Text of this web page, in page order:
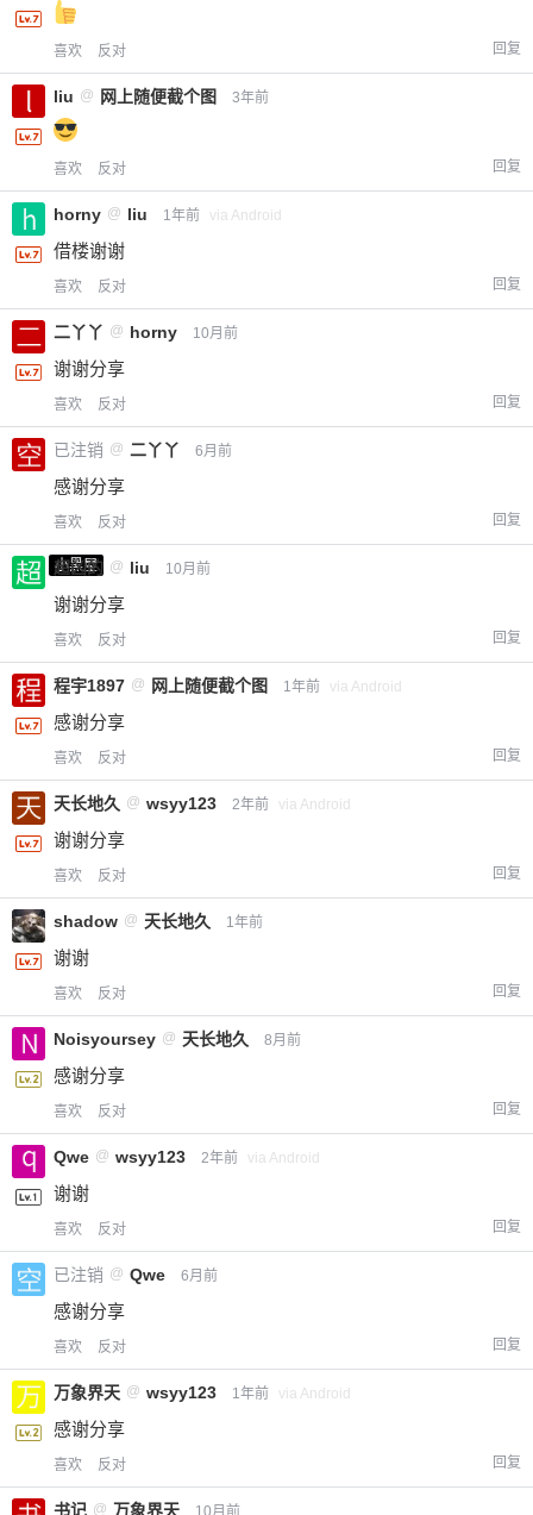
喜欢 反对 回复
liu @ 网上随便截个图 3年前
喜欢 反对 回复
horny @ liu 1年前 via Android
借楼谢谢
喜欢 反对 回复
二丫丫 @ horny 10月前
谢谢分享
喜欢 反对 回复
已注销 @ 二丫丫 6月前
感谢分享
喜欢 反对 回复
小黑屋
超凶的 @ liu 10月前
谢谢分享
喜欢 反对 回复
程宇1897 @ 网上随便截个图 1年前 via Android
感谢分享
喜欢 反对 回复
天长地久 @ wsyy123 2年前 via Android
谢谢分享
喜欢 反对 回复
shadow @ 天长地久 1年前
谢谢
喜欢 反对 回复
Noisyoursey @ 天长地久 8月前
感谢分享
喜欢 反对 回复
Qwe @ wsyy123 2年前 via Android
谢谢
喜欢 反对 回复
已注销 @ Qwe 6月前
感谢分享
喜欢 反对 回复
万象界天 @ wsyy123 1年前 via Android
感谢分享
喜欢 反对 回复
书记 @ 万象界天 10月前